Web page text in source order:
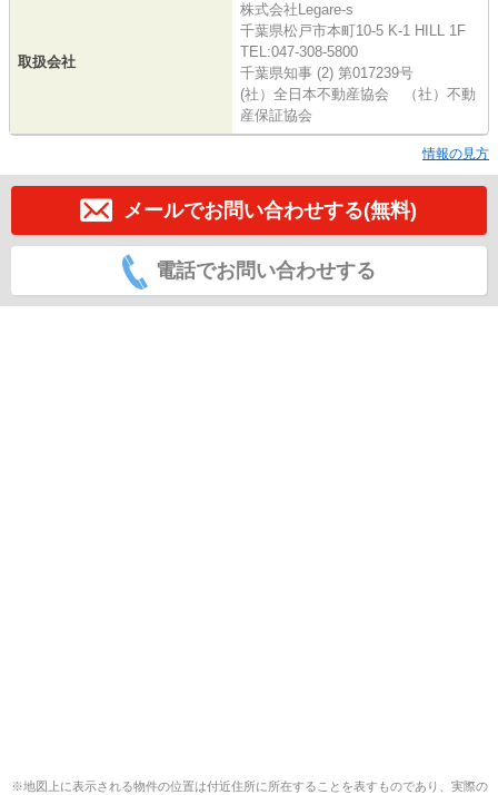
取扱会社
株式会社Legare-s
千葉県松戸市本町10-5 K-1 HILL 1F
TEL:047-308-5800
千葉県知事 (2) 第017239号
(社）全日本不動産協会 （社）不動
産保証協会
情報の見方
メールでお問い合わせする(無料)
電話でお問い合わせする
※地図上に表示される物件の位置は付近住所に所在することを表すものであり、実際の